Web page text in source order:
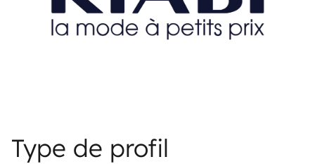
Type de profil